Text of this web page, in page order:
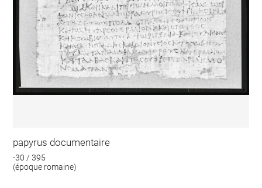
papyrus documentaire
-30 / 395
(époque romaine)